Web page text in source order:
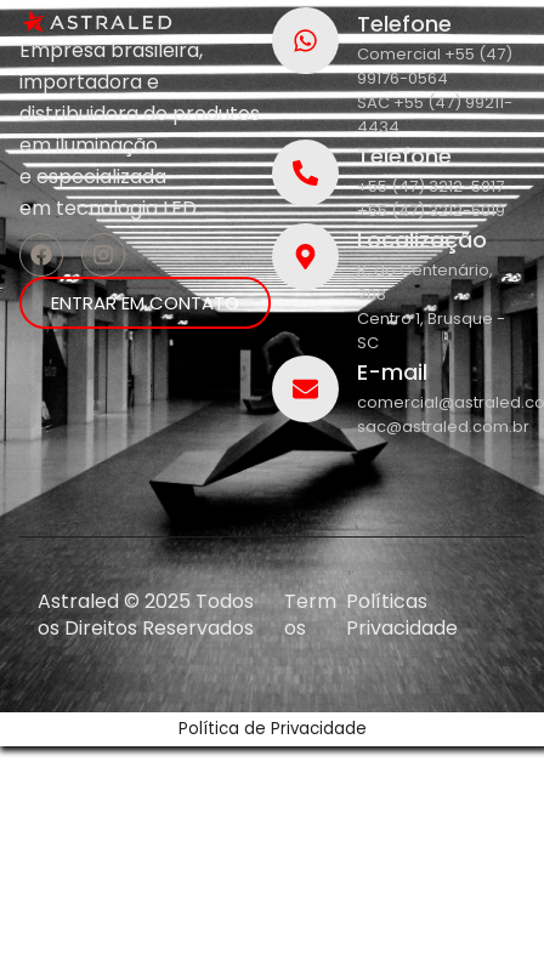
Empresa brasileira,
importadora e
distribuidora de produtos
em iluminação
eespecializada
emtecnologia LED.
ENTRAR EM CONTATO
Telefone
Comercial +55 (47)
99176-0564
SAC +55 (47) 99211-
4434
Telefone
+55 (47) 3212-5017
+55 (47) 3212-5019
Localização
R. do Centenário,
208
Centro 1, Brusque -
SC
E-mail
sac@astraled.com.br
Astraled © 2025 Todos
os Direitos Reservados
Term
os
Políticas
Privacidade
Política de Privacidade